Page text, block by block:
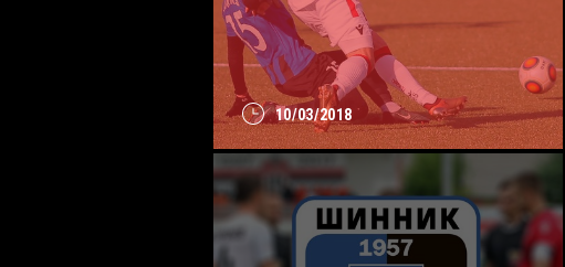
10/03/2018